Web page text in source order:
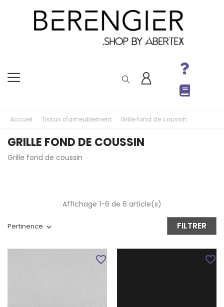
Accueil Tissus d'ameublement Grille fond de coussin
GRILLE FOND DE COUSSIN
Grille fond de coussin
Pertinence FILTRER
Affichage 1-6 de 6 article(s)
favorite_border favorite_border